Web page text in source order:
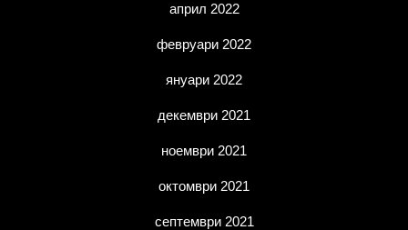
април 2022
февруари 2022
януари 2022
декември 2021
ноември 2021
октомври 2021
септември 2021